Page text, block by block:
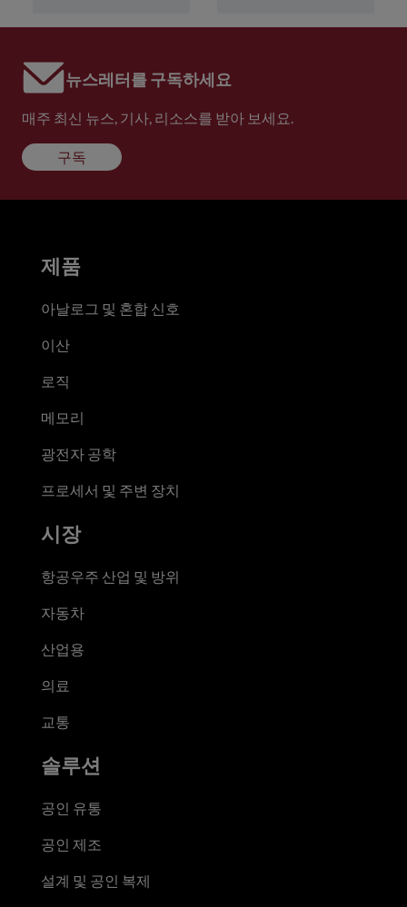
뉴스레터를 구독하세요
매주 최신 뉴스, 기사, 리소스를 받아 보세요.
구독
제품
아날로그 및 혼합 신호
이산
로직
메모리
광전자 공학
프로세서 및 주변 장치
시장
항공우주 산업 및 방위
자동차
산업용
의료
교통
솔루션
공인 유통
공인 제조
설계 및 공인 복제